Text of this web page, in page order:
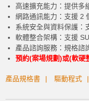
高速擴充能力：提供多
網路通訊能力：支援 2
系統安全與資料保護：
軟體整合架構：支援
產品諮詢服務：規格諮
預約(案場規劃)或(軟硬
產品規格書 驅動程式